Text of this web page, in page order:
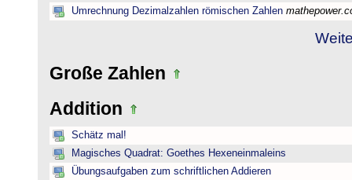
Umrechnung Dezimalzahlen römischen Zahlen
Große Zahlen
Addition
Schätz mal!
Magisches Quadrat: Goethes Hexeneinmaleins
Übungsaufgaben zum schriftlichen Addieren